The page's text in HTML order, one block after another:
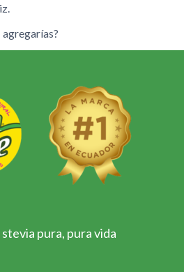
pura, pura vida